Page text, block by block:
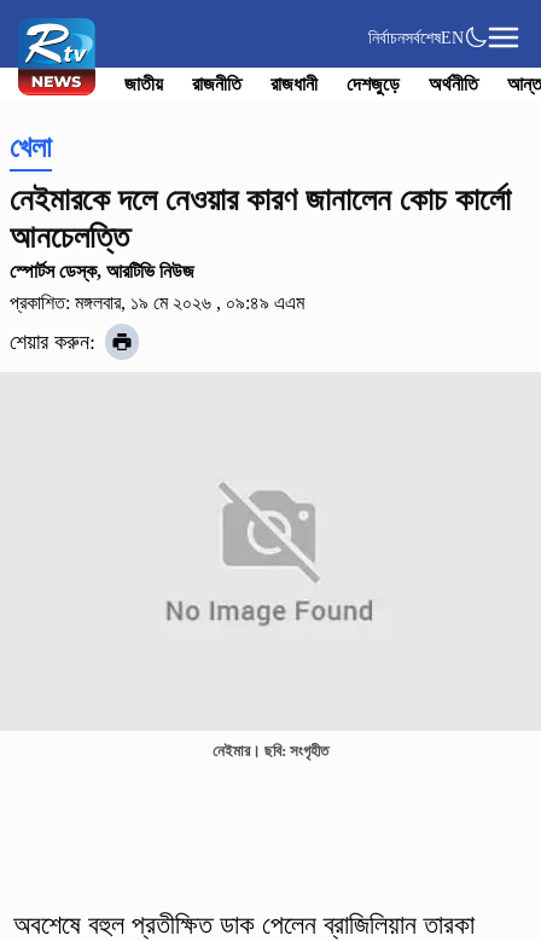
নির্বাচনসর্বশেষEN
জাতীয় রাজনীতি রাজধানী দেশজুড়ে অর্থনীতি
খেলা
নেইমারকে দলে নেওয়ার কারণ জানালেন কোচ কার্লো
আনচেলত্তি
স্পোর্টস ডেস্ক, আরটিভি নিউজ
প্রকাশিত: মঙ্গলবার, ১৯ মে ২০২৬ , ০৯:৪৯ এএম
শেয়ার করুন:
নেইমার। ছবি: সংগৃহীত
অবশেষে বহুল প্রতীক্ষিত ডাক পেলেন ব্রাজিলিয়ান তারকা